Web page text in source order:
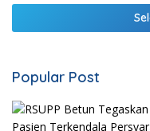
Popular Post